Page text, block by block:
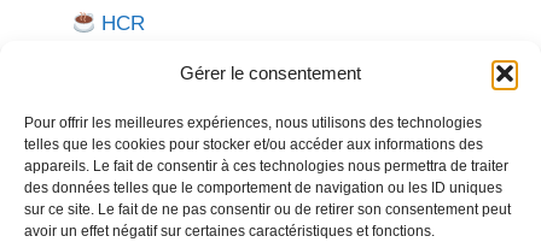
Gérer le consentement
Pour offrir les meilleures expériences, nous utilisons des technologies
telles que les cookies pour stocker et/ou accéder aux informations des
appareils. Le fait de consentir à ces technologies nous permettra de traiter
des données telles que le comportement de navigation ou les ID uniques
sur ce site. Le fait de ne pas consentir ou de retirer son consentement peut
avoir un effet négatif sur certaines caractéristiques et fonctions.
HCR
Besoin d'aide pour créer ou gérer votre entreprise ?